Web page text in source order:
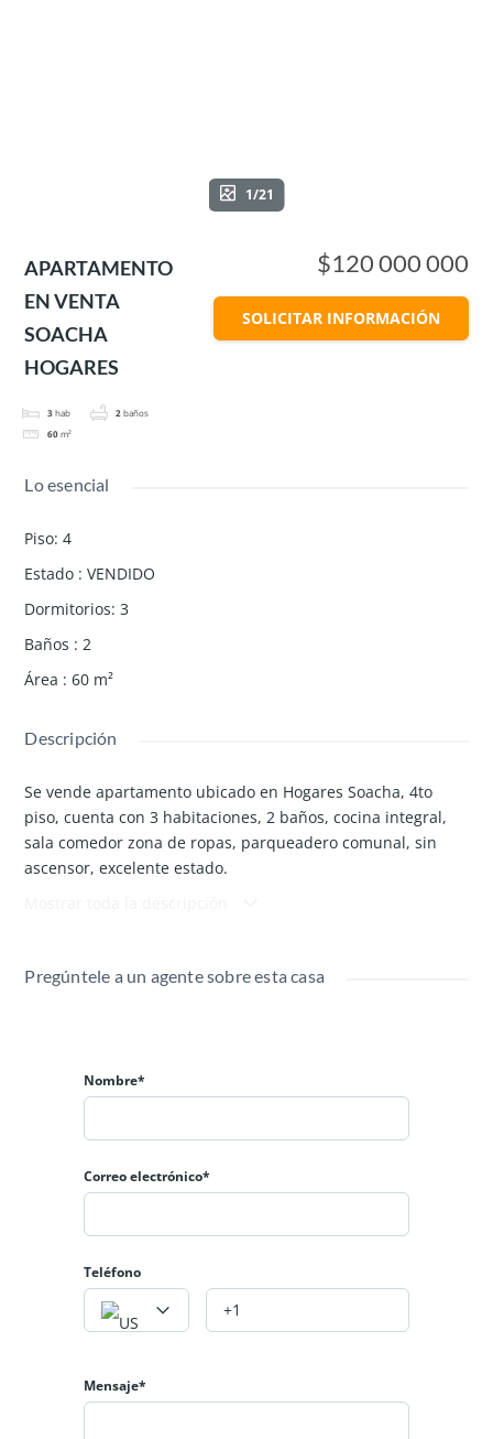
1/21
APARTAMENTO
EN VENTA
SOACHA
HOGARES
3 hab 2 baños
60 m²
$120 000 000
SOLICITAR INFORMACIÓN
Lo esencial
Piso: 4
Estado : VENDIDO
Dormitorios: 3
Baños : 2
Área : 60 m²
Descripción
Se vende apartamento ubicado en Hogares Soacha, 4to
piso, cuenta con 3 habitaciones, 2 baños, cocina integral,
sala comedor zona de ropas, parqueadero comunal, sin
ascensor, excelente estado.
Pregúntele a un agente sobre esta casa
Nombre*
Correo electrónico*
Teléfono
Mensaje*
Apartamento en Venta O Cede deuda CAMPO
AZUL, USME (PISO 5)
hab 1 baño